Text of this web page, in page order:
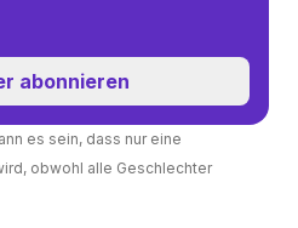
abonnieren
es sein, dass nur eine
obwohl alle Geschlechter